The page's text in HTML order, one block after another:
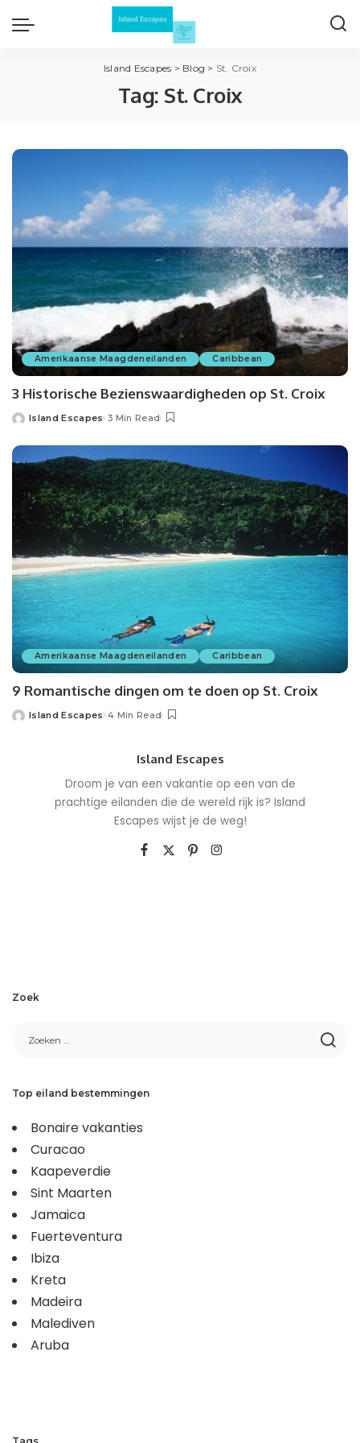
Island Escapes > Blog > St. Croix
Tag: St. Croix
Amerikaanse Maagdeneilanden Caribbean
3 Historische Bezienswaardigheden op St. Croix
Island Escapes 3 Min Read
Amerikaanse Maagdeneilanden Caribbean
9 Romantische dingen om te doen op St. Croix
Island Escapes 4 Min Read
Island Escapes
Droom je van een vakantie op een van de
prachtige eilanden die de wereld rijk is? Island
Escapes wijst je de weg!
Zoek
Top eiland bestemmingen
Bonaire vakanties
Curacao
Kaapeverdie
Sint Maarten
Jamaica
Fuerteventura
Ibiza
Kreta
Madeira
Malediven
Aruba